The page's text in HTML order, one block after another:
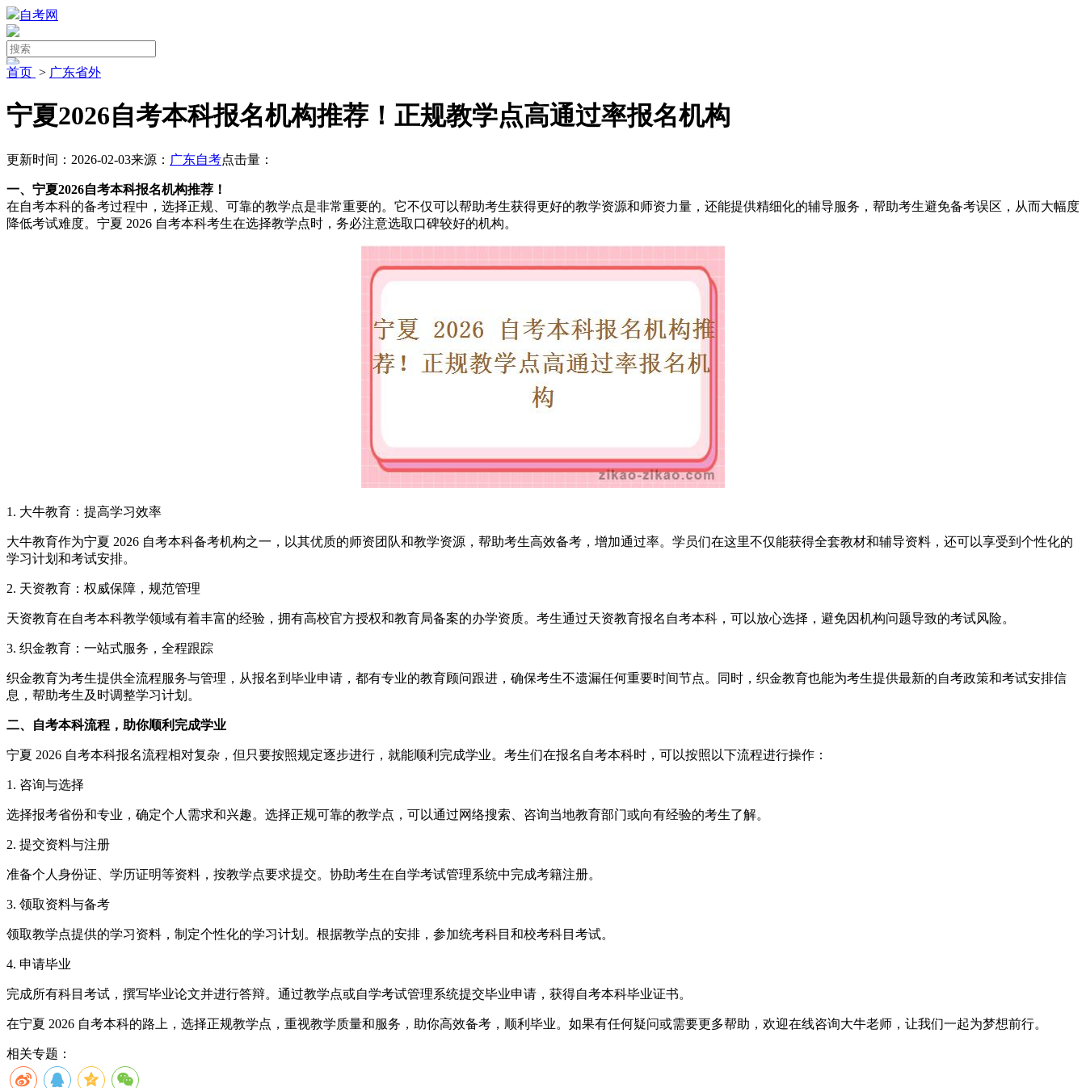
自考网
首页 > 广东省外
宁夏2026自考本科报名机构推荐！正规教学点高通过率报名机构
更新时间：2026-02-03来源： 广东自考点击量：
一、宁夏2026自考本科报名机构推荐！
在自考本科的备考过程中，选择正规、可靠的教学点是非常重要的。它不仅可以帮助考生获得更好的教学资源和师资力量，还能提供精细化的辅导服务，帮助考生避免备考误区，从而大幅度
降低考试难度。宁夏 2026 自考本科考生在选择教学点时，务必注意选取口碑较好的机构。
1. 大牛教育：提高学习效率
大牛教育作为宁夏 2026 自考本科备考机构之一，以其优质的师资团队和教学资源，帮助考生高效备考，增加通过率。学员们在这里不仅能获得全套教材和辅导资料，还可以享受到个性化的
学习计划和考试安排。
2. 天资教育：权威保障，规范管理
天资教育在自考本科教学领域有着丰富的经验，拥有高校官方授权和教育局备案的办学资质。考生通过天资教育报名自考本科，可以放心选择，避免因机构问题导致的考试风险。
3. 织金教育：一站式服务，全程跟踪
织金教育为考生提供全流程服务与管理，从报名到毕业申请，都有专业的教育顾问跟进，确保考生不遗漏任何重要时间节点。同时，织金教育也能为考生提供最新的自考政策和考试安排信
息，帮助考生及时调整学习计划。
二、自考本科流程，助你顺利完成学业
宁夏 2026 自考本科报名流程相对复杂，但只要按照规定逐步进行，就能顺利完成学业。考生们在报名自考本科时，可以按照以下流程进行操作：
1. 咨询与选择
选择报考省份和专业，确定个人需求和兴趣。选择正规可靠的教学点，可以通过网络搜索、咨询当地教育部门或向有经验的考生了解。
2. 提交资料与注册
准备个人身份证、学历证明等资料，按教学点要求提交。协助考生在自学考试管理系统中完成考籍注册。
3. 领取资料与备考
领取教学点提供的学习资料，制定个性化的学习计划。根据教学点的安排，参加统考科目和校考科目考试。
4. 申请毕业
完成所有科目考试，撰写毕业论文并进行答辩。通过教学点或自学考试管理系统提交毕业申请，获得自考本科毕业证书。
在宁夏 2026 自考本科的路上，选择正规教学点，重视教学质量和服务，助你高效备考，顺利毕业。如果有任何疑问或需要更多帮助，欢迎在线咨询大牛老师，让我们一起为梦想前行。
相关专题：